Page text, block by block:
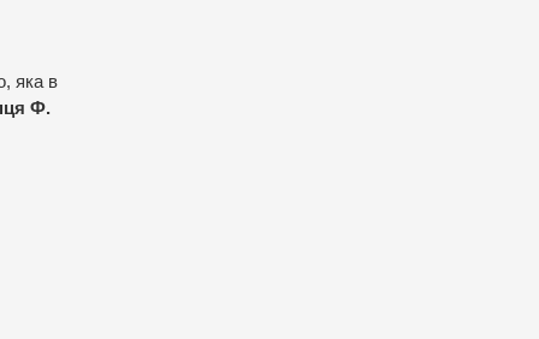
яка в
Ф.